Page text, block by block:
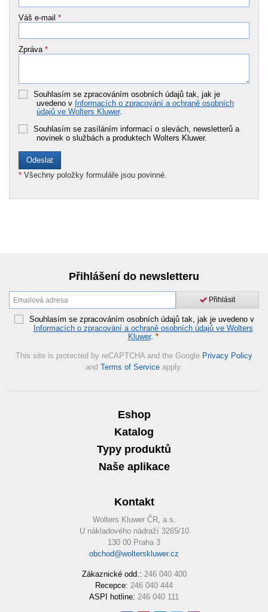
Váš e-mail *
Zpráva *
Souhlasím se zpracováním osobních údajů tak, jak je
uvedeno v Informacích o zpracování a ochraně osobních
údajů ve Wolters Kluwer.
Souhlasím se zasíláním informací o slevách, newsletterů a
novinek o službách a produktech Wolters Kluwer.
* Všechny položky formuláře jsou povinné.
Přihlášení do newsletteru
Přihlásit
Souhlasím se zpracováním osobních údajů tak, jak je uvedeno v
Informacích o zpracování a ochraně osobních údajů ve Wolters
Kluwer. *
This site is protected by reCAPTCHA and the Google Privacy Policy
and Terms of Service apply.
Eshop
Katalog
Typy produktů
Naše aplikace
Kontakt
Wolters Kluwer ČR, a.s.
U nákladového nádraží 3265/10
130 00 Praha 3
obchod@wolterskluwer.cz
Zákaznické odd.: 246 040 400
Recepce: 246 040 444
ASPI hotline: 246 040 111